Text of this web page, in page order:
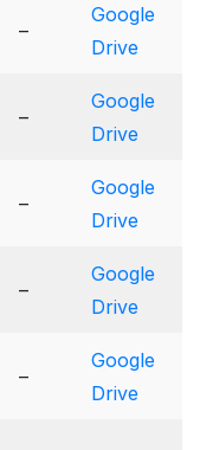
–
Google
Drive
–
Google
Drive
–
Google
Drive
–
Google
Drive
–
Google
Drive